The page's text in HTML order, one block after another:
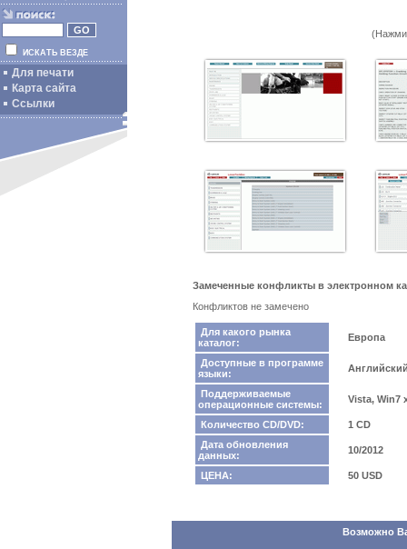
ИСКАТЬ ВЕЗДЕ
Для печати
Карта сайта
Ссылки
Замеченные конфликты в электронном
Конфликтов не замечено
Для какого рынка
каталог:
Европа
Доступные в программе
языки:
Поддерживаемые
операционные системы:
Vista, Win7
Количество CD/DVD:
1 CD
Дата обновления
данных:
10/2012
ЦЕНА: 50 USD
Возможно